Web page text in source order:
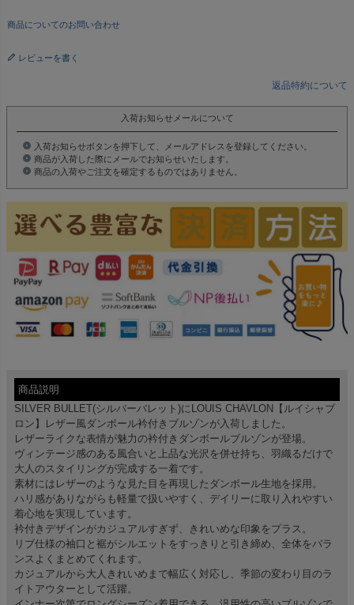
商品についてのお問い合わせ
レビューを書く
返品特約について
入荷お知らせメールについて
入荷お知らせボタンを押下して、メールアドレスを登録してください。
商品が入荷した際にメールでお知らせいたします。
商品の入荷やご注文を確定するものではありません。
商品説明
SILVER BULLET(シルバーバレット)にLOUIS CHAVLON【ルイシャブ
ロン】レザー風ダンボール衿付きブルゾンが入荷しました。
レザーライクな表情が魅力の衿付きダンボールブルゾンが登場。
ヴィンテージ感のある風合いと上品な光沢を併せ持ち、羽織るだけで
大人のスタイリングが完成する一着です。
素材にはレザーのような見た目を再現したダンボール生地を採用。
ハリ感がありながらも軽量で扱いやすく、デイリーに取り入れやすい
着心地を実現しています。
衿付きデザインがカジュアルすぎず、きれいめな印象をプラス。
リブ仕様の袖口と裾がシルエットをすっきりと引き締め、全体をバラ
ンスよくまとめてくれます。
カジュアルから大人きれいめまで幅広く対応し、季節の変わり目のラ
イトアウターとして活躍。